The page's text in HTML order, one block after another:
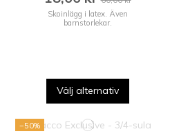
Skoinlägg i latex. Även
barnstorlekar.
Välj alternativ
−50%